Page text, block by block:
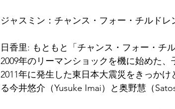
ジャスミン：チャンス・フォー・チルド
日香里: もともと「チャンス・フォー・チ
2009年のリーマンショックを機に始めた
2011年に発生した東日本大震災をきっか
る今井悠介（Yusuke Imai）と奥野慧（